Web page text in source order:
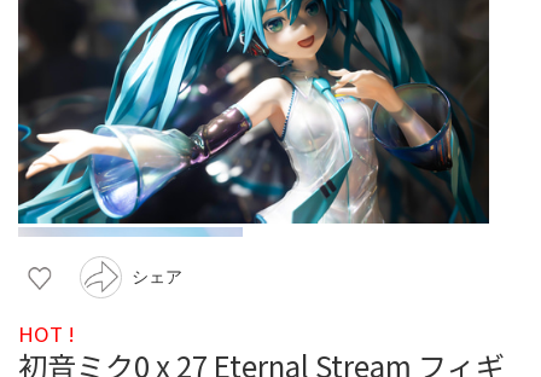
シェア
HOT !
初音ミク0 x 27 Eternal Stream フィギ